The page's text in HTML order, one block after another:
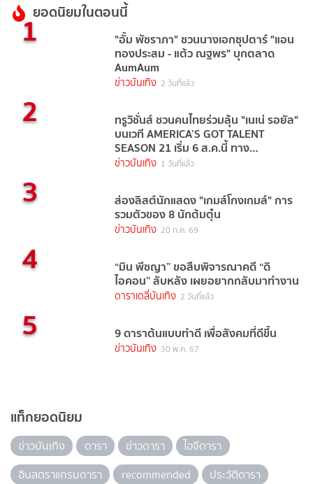
ยอดนิยมในตอนนี้
1 "อั้ม พัชราภา" ชวนนางเอกซุปตาร์ "แอน
ทองประสม - แต้ว ณฐพร" บุกตลาด
AumAum
ข่าวบันเทิง 2 วันที่แล้ว
2 ทรูวิชั่นส์ ชวนคนไทยร่วมลุ้น "เนเน่ รอยัล"
บนเวที AMERICA’S GOT TALENT
SEASON 21 เริ่ม 6 ส.ค.นี้ ทาง
TrueVisions NOW
ข่าวบันเทิง 1 วันที่แล้ว
3 ส่องลิสต์นักแสดง "เกมส์โกงเกมส์" การ
รวมตัวของ 8 นักต้มตุ๋น
ข่าวบันเทิง 20 ก.ค. 69
4 “มิน พีชญา” ขอสืบพิจารณาคดี “ดิ
ไอคอน” ลับหลัง เผยอยากกลับมาทำงาน
ดาราเดลี่บันเทิง 2 วันที่แล้ว
5 9 ดาราต้นแบบทำดี เพื่อสังคมที่ดีขึ้น
ข่าวบันเทิง 30 พ.ค. 67
แท็กยอดนิยม
ข่าวบันเทิง ดารา ข่าวดารา
ไอจีดารา
อินสตราแกรมดารา
recommended
ประวัติดารา